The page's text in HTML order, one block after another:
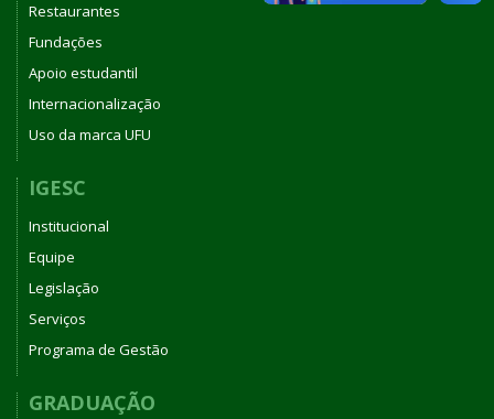
Restaurantes
Fundações
Apoio estudantil
Internacionalização
Uso da marca UFU
IGESC
Institucional
Equipe
Legislação
Serviços
Programa de Gestão
GRADUAÇÃO